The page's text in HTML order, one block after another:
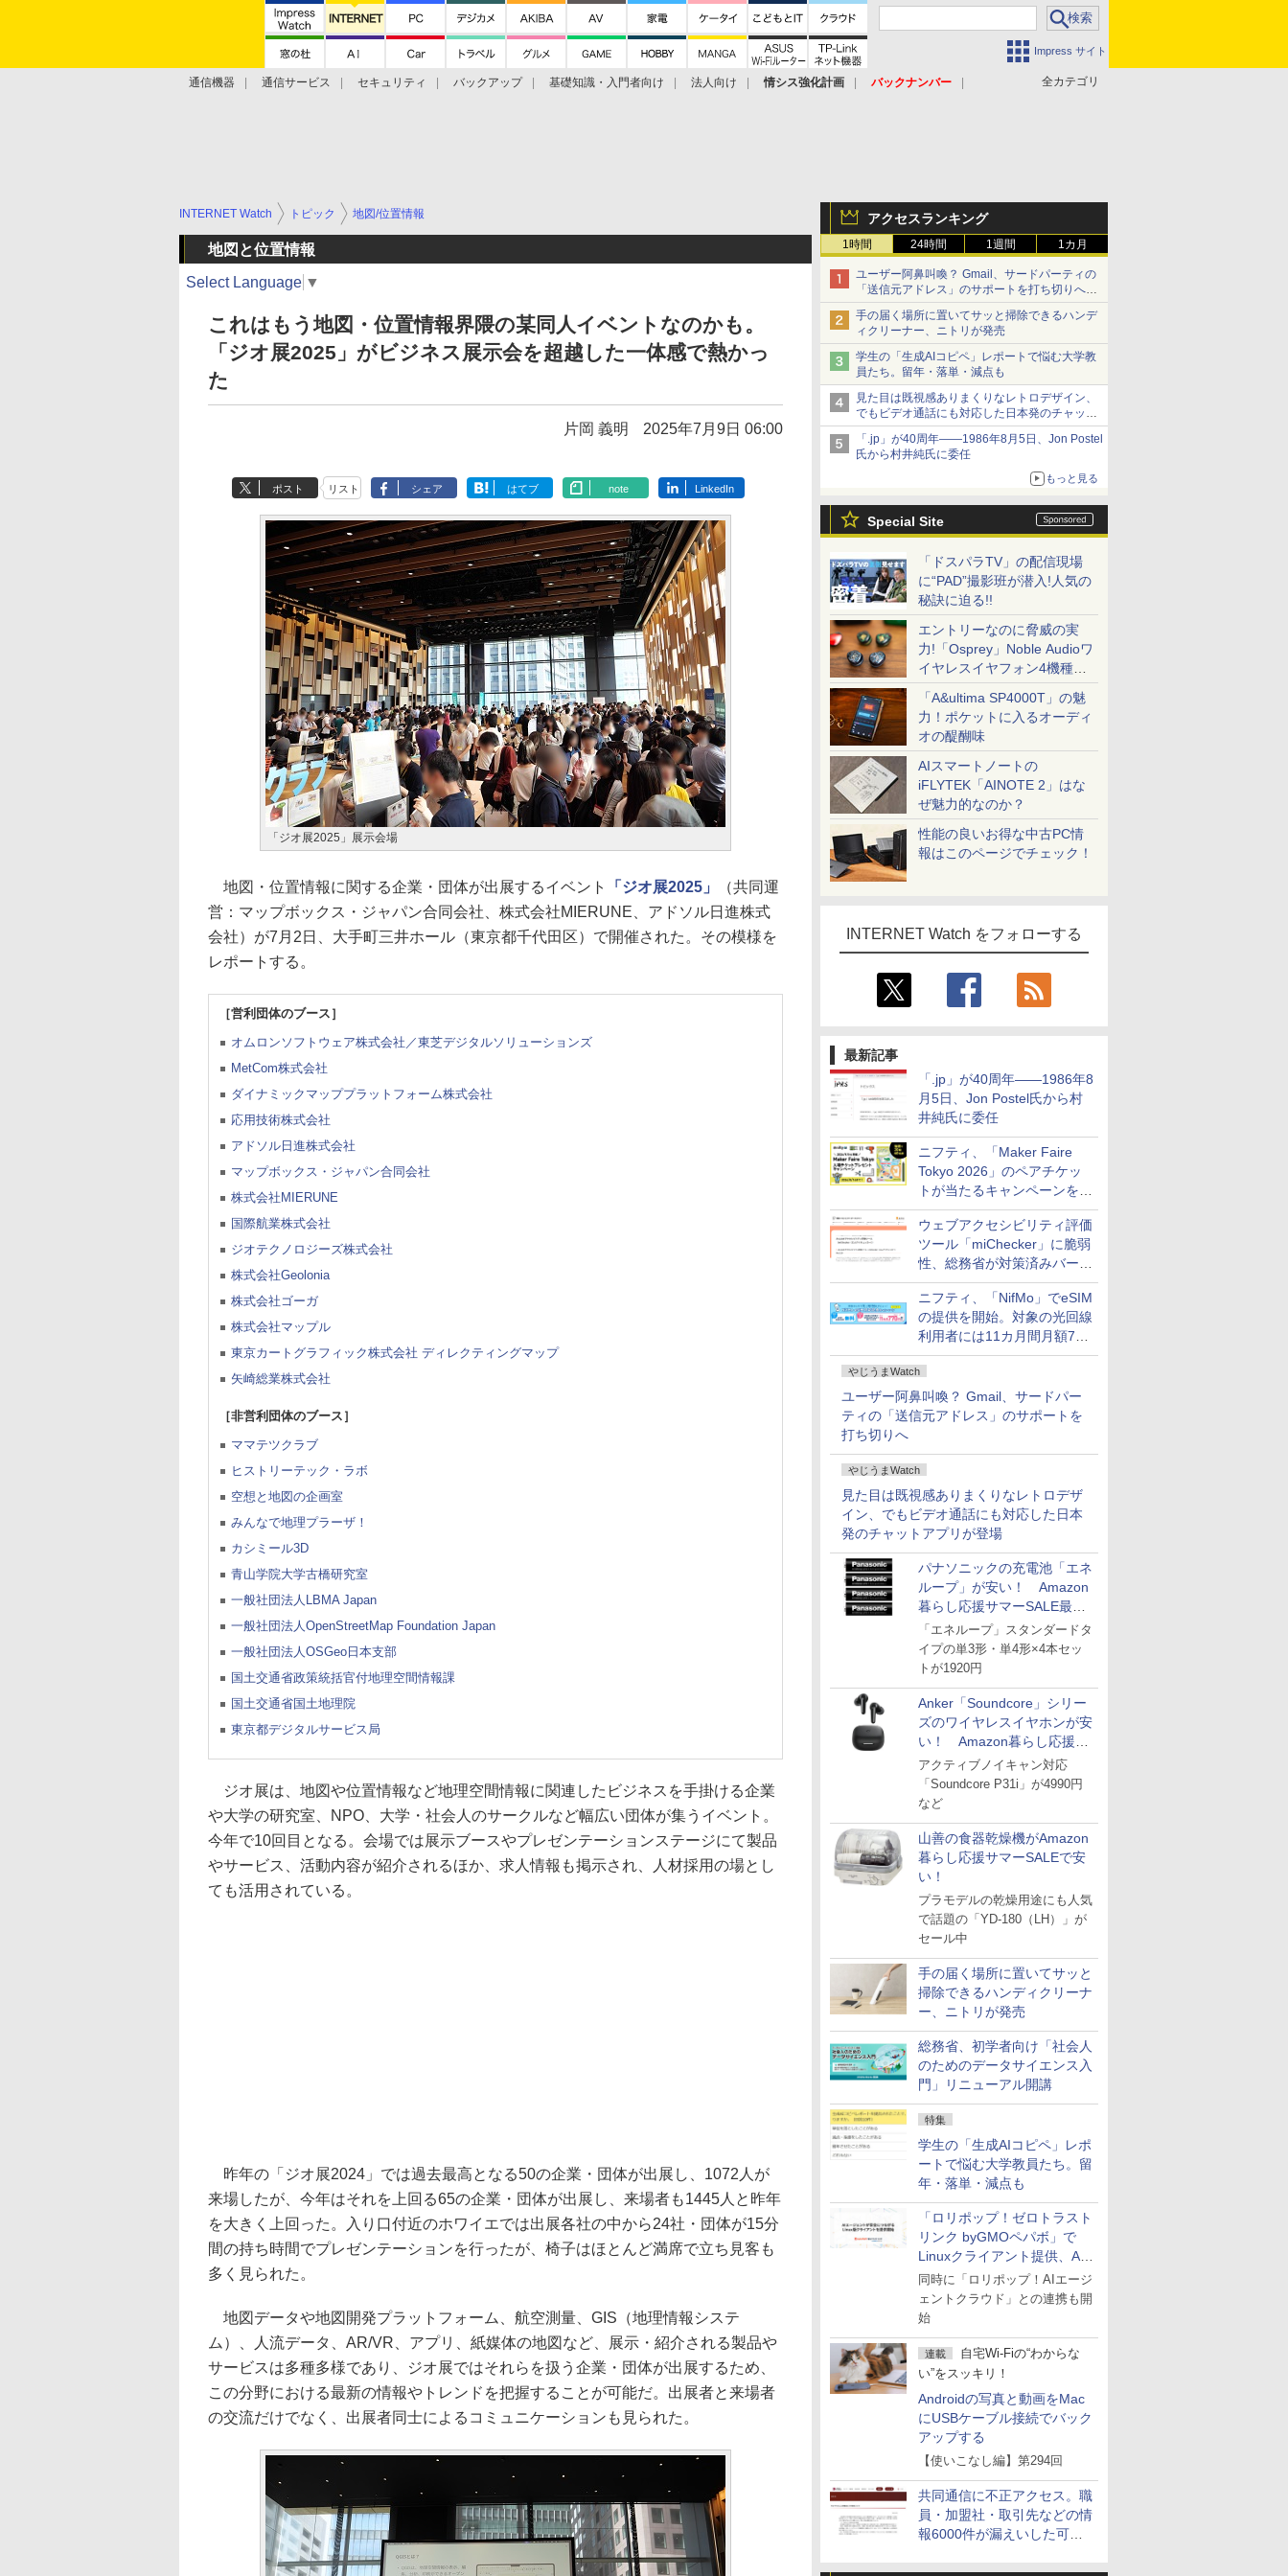
Impress サイト
全カテゴリ
通信機器 通信サービス セキュリティ バックアップ 基礎知識・入門者向け 法人向け 情シス強化計画
バックナンバー
アクセスランキング
1時間 24時間 1週間 1カ月
ユーザー阿鼻叫喚？ Gmail、サードパーティの
「送信元アドレス」のサポートを打ち切りへ
【やじうまWatch】
手の届く場所に置いてサッと掃除できるハンデ
ィクリーナー、ニトリが発売
学生の「生成AIコピペ」レポートで悩む大学教
員たち。留年・落単・減点も
見た目は既視感ありまくりなレトロデザイン、
でもビデオ通話にも対応した日本発のチャット
アプリが登場【やじうまWatch】
「.jp」が40周年――1986年8月5日、Jon Postel
氏から村井純氏に委任
もっと見る
Special Site
「ドスパラTV」の配信現場
に“PAD”撮影班が潜入!人気の
秘訣に迫る!!
エントリーなのに脅威の実
力!「Osprey」Noble Audioワ
イヤレスイヤフォン4機種を
一気に聴く
「A&ultima SP4000T」の魅
力！ポケットに入るオーディ
オの醍醐味
AIスマートノートの
iFLYTEK「AINOTE 2」はな
ぜ魅力的なのか？
性能の良いお得な中古PC情
報はこのページでチェック！
INTERNET Watch をフォローする
最新記事
「.jp」が40周年――1986年8
月5日、Jon Postel氏から村
井純氏に委任
ニフティ、「Maker Faire
Tokyo 2026」のペアチケッ
トが当たるキャンペーンをX
で実施。8月16日まで
ウェブアクセシビリティ評価
ツール「miChecker」に脆弱
性、総務省が対策済みバージ
ョンへの更新を呼び掛け
ニフティ、「NifMo」でeSIM
の提供を開始。対象の光回線
利用者には11カ月間月額770
円割引のキャンペーン
やじうまWatch
ユーザー阿鼻叫喚？ Gmail、サードパー
ティの「送信元アドレス」のサポートを
打ち切りへ
やじうまWatch
見た目は既視感ありまくりなレトロデザ
イン、でもビデオ通話にも対応した日本
発のチャットアプリが登場
パナソニックの充電池「エネ
ループ」が安い！ Amazon
暮らし応援サマーSALE最終
日
「エネループ」スタンダードタ
イプの単3形・単4形×4本セッ
トが1920円
Anker「Soundcore」シリー
ズのワイヤレスイヤホンが安
い！ Amazon暮らし応援サ
マーSALE
アクティブノイキャン対応
「Soundcore P31i」が4990円
など
山善の食器乾燥機がAmazon
暮らし応援サマーSALEで安
い！
プラモデルの乾燥用途にも人気
で話題の「YD-180（LH）」が
セール中
手の届く場所に置いてサッと
掃除できるハンディクリーナ
ー、ニトリが発売
総務省、初学者向け「社会人
のためのデータサイエンス入
門」リニューアル開講
特集
学生の「生成AIコピペ」レポ
ートで悩む大学教員たち。留
年・落単・減点も
「ロリポップ！ゼロトラスト
リンク byGMOペパボ」で
Linuxクライアント提供、AI
エージェントの接続が容易に
同時に「ロリポップ！AIエージ
ェントクラウド」との連携も開
始
連載
自宅Wi-Fiの“わからな
い”をスッキリ！
Androidの写真と動画をMac
にUSBケーブル接続でバック
アップする
【使いこなし編】第294回
共同通信に不正アクセス。職
員・加盟社・取引先などの情
報6000件が漏えいした可能
INTERNET Watch トピック 地図/位置情報
地図と位置情報
Select Language ▼
これはもう地図・位置情報界隈の某同人イベントなのかも。
「ジオ展2025」がビジネス展示会を超越した一体感で熱かっ
た
片岡 義明 2025年7月9日 06:00
ポスト リスト シェア はてブ note LinkedIn
「ジオ展2025」展示会場
地図・位置情報に関する企業・団体が出展するイベント 「ジオ展2025」
（共同運
営：マップボックス・ジャパン合同会社、株式会社MIERUNE、アドソル日進株式
会社）が7月2日、大手町三井ホール（東京都千代田区）で開催された。その模様を
レポートする。
［営利団体のブース］
オムロンソフトウェア株式会社／東芝デジタルソリューションズ
MetCom株式会社
ダイナミックマッププラットフォーム株式会社
応用技術株式会社
アドソル日進株式会社
マップボックス・ジャパン合同会社
株式会社MIERUNE
国際航業株式会社
ジオテクノロジーズ株式会社
株式会社Geolonia
株式会社ゴーガ
株式会社マップル
東京カートグラフィック株式会社 ディレクティングマップ
矢崎総業株式会社
［非営利団体のブース］
ママテツクラブ
ヒストリーテック・ラボ
空想と地図の企画室
みんなで地理プラーザ！
カシミール3D
青山学院大学古橋研究室
一般社団法人LBMA Japan
一般社団法人OpenStreetMap Foundation Japan
一般社団法人OSGeo日本支部
国土交通省政策統括官付地理空間情報課
国土交通省国土地理院
東京都デジタルサービス局
ジオ展は、地図や位置情報など地理空間情報に関連したビジネスを手掛ける企業
や大学の研究室、NPO、大学・社会人のサークルなど幅広い団体が集うイベント。
今年で10回目となる。会場では展示ブースやプレゼンテーションステージにて製品
やサービス、活動内容が紹介されるほか、求人情報も掲示され、人材採用の場とし
ても活用されている。
昨年の「ジオ展2024」では過去最高となる50の企業・団体が出展し、1072人が
来場したが、今年はそれを上回る65の企業・団体が出展し、来場者も1445人と昨年
を大きく上回った。入り口付近のホワイエでは出展各社の中から24社・団体が15分
間の持ち時間でプレゼンテーションを行ったが、椅子はほとんど満席で立ち見客も
多く見られた。
地図データや地図開発プラットフォーム、航空測量、GIS（地理情報システ
ム）、人流データ、AR/VR、アプリ、紙媒体の地図など、展示・紹介される製品や
サービスは多種多様であり、ジオ展ではそれらを扱う企業・団体が出展するため、
この分野における最新の情報やトレンドを把握することが可能だ。出展者と来場者
の交流だけでなく、出展者同士によるコミュニケーションも見られた。